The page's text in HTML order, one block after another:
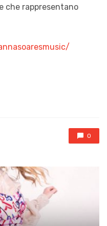
che rappresentano
0